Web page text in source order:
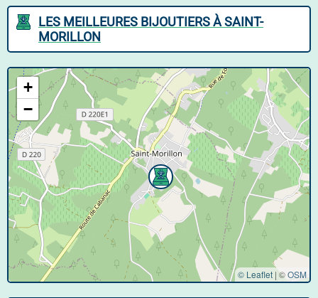
LES MEILLEURES BIJOUTIERS À SAINT-
MORILLON
+
−
© Leaflet |©OSM